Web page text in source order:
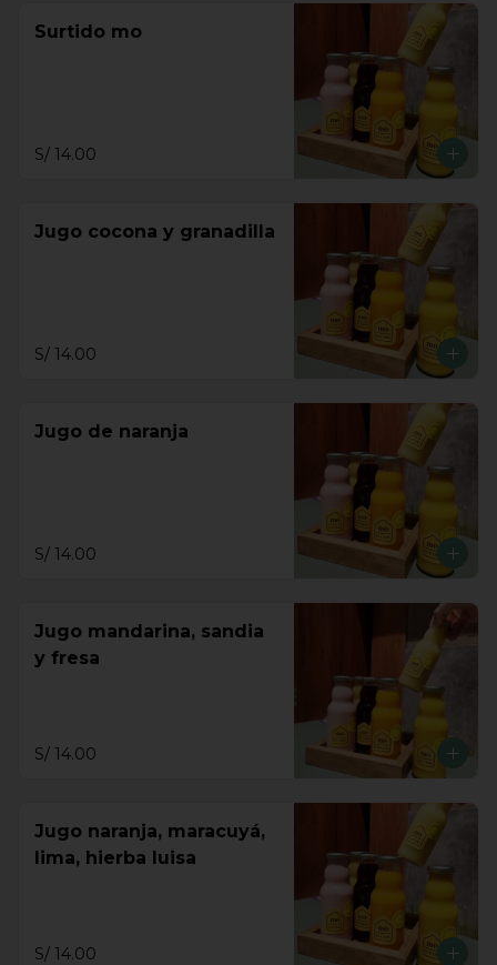
Surtido mo
S/ 14.00
Jugo cocona y granadilla
S/ 14.00
Jugo de naranja
S/ 14.00
Jugo mandarina, sandia
y fresa
S/ 14.00
Jugo naranja, maracuyá,
lima, hierba luisa
S/ 14.00